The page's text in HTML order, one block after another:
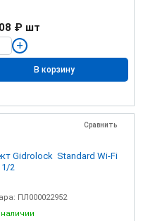
₽ шт
В корзину
Сравнить
Gidrolock Standard Wi-Fi
1/2
ПЛ000022952